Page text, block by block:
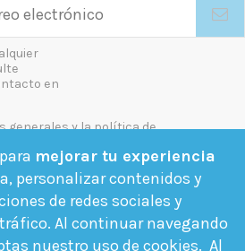
en
generales y la política de
mejorar tu experiencia
personalizar contenidos y
de redes sociales y
Al continuar navegando
nuestro uso de cookies. Al